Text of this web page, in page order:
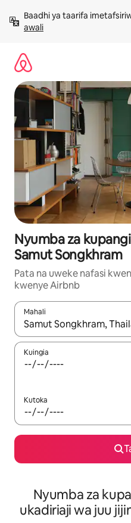
kwenda
kwenye
Baadhi ya taarifa
awali
Nyumba za
Samut Songkhram
Pata na uweke nafasi
kwenye Airbnb
Mahali
Wakati matokeo
Kuingia
Kutoka
Nyumba za
ukadiriaji wa juu